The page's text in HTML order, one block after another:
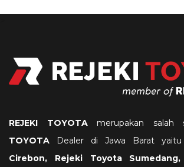
REJEKI TOYOTAmerupakan salah
TOYOTA Dealer di Jawa Barat yaitu
Cirebon, Rejeki Toyota